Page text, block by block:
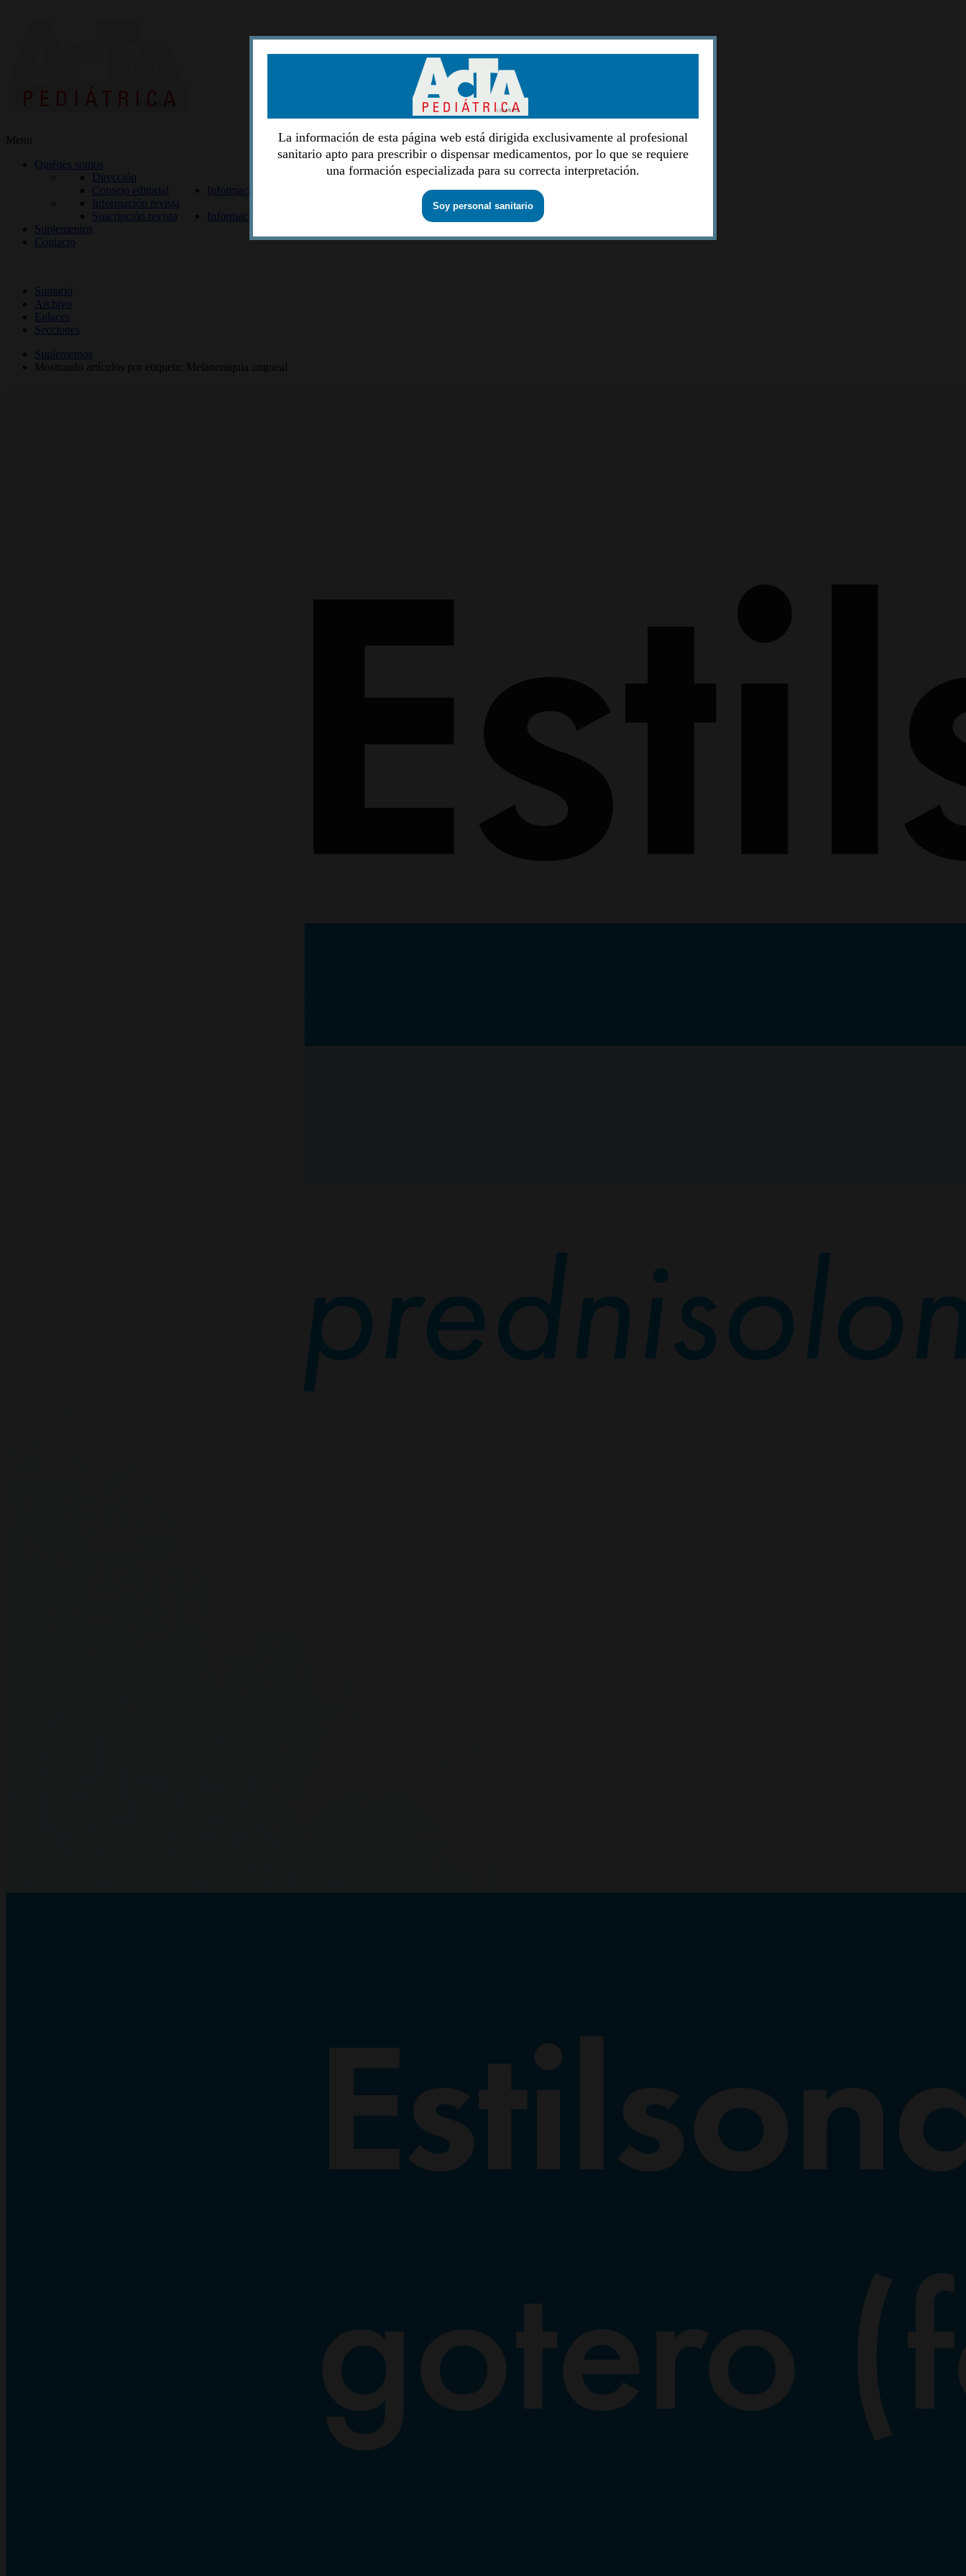
Menu
Quiénes somos
Dirección
Consejo editorial
Información lectores
Información revista
Suscripción revista
Información autores
Suplementos
Contacto
Sumario
Archivo
Enlaces
Secciones
Suplementos
Mostrando artículos por etiqueta: Melanoniquia ungueal
La información de esta página web está dirigida exclusivamente al profesional
sanitario apto para prescribir o dispensar medicamentos, por lo que se requiere
una formación especializada para su correcta interpretación.
Soy personal sanitario